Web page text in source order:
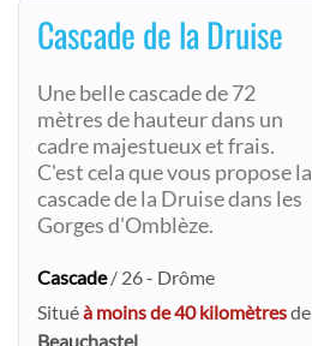
Cascade de la Druise
Une belle cascade de 72
mètres de hauteur dans un
cadre majestueux et frais.
C'est cela que vous propose la
cascade de la Druise dans les
Gorges d'Omblèze.
Cascade/ 26 - Drôme
Situéà moins de 40 kilomètresde
Beauchastel